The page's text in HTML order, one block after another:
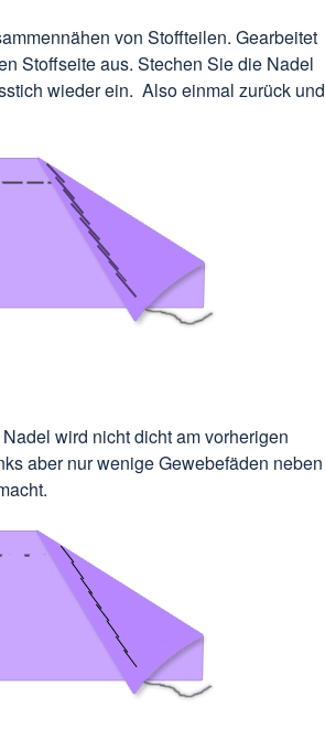
von Stoffteilen. Gearbeitet
Stoffseite aus. Stechen Sie die Nadel
wieder ein. Also einmal zurück und
wird nicht dicht am vorherigen
aber nur wenige Gewebefäden neben